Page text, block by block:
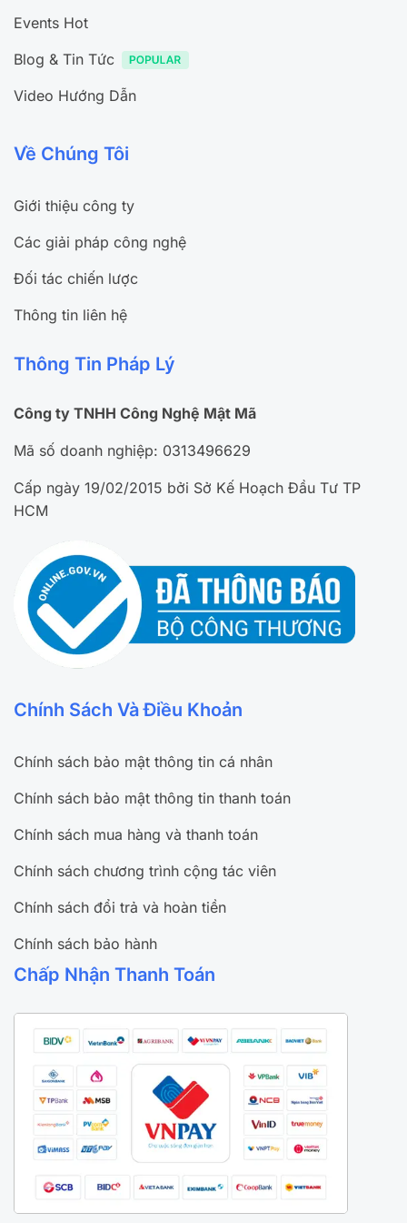
Events Hot
Blog & Tin Tức
Video Hướng Dẫn
Về Chúng Tôi
Giới thiệu công ty
Các giải pháp công nghệ
Đối tác chiến lược
Thông tin liên hệ
Thông Tin Pháp Lý
Công ty TNHH Công Nghệ Mật Mã
Mã số doanh nghiệp: 0313496629
Cấp ngày 19/02/2015 bởi Sở Kế Hoạch Đầu Tư TP
HCM
Chính Sách Và Điều Khoản
Chính sách bảo mật thông tin cá nhân
Chính sách bảo mật thông tin thanh toán
Chính sách mua hàng và thanh toán
Chính sách chương trình cộng tác viên
Chính sách đổi trả và hoàn tiền
Chính sách bảo hành
Chấp Nhận Thanh Toán